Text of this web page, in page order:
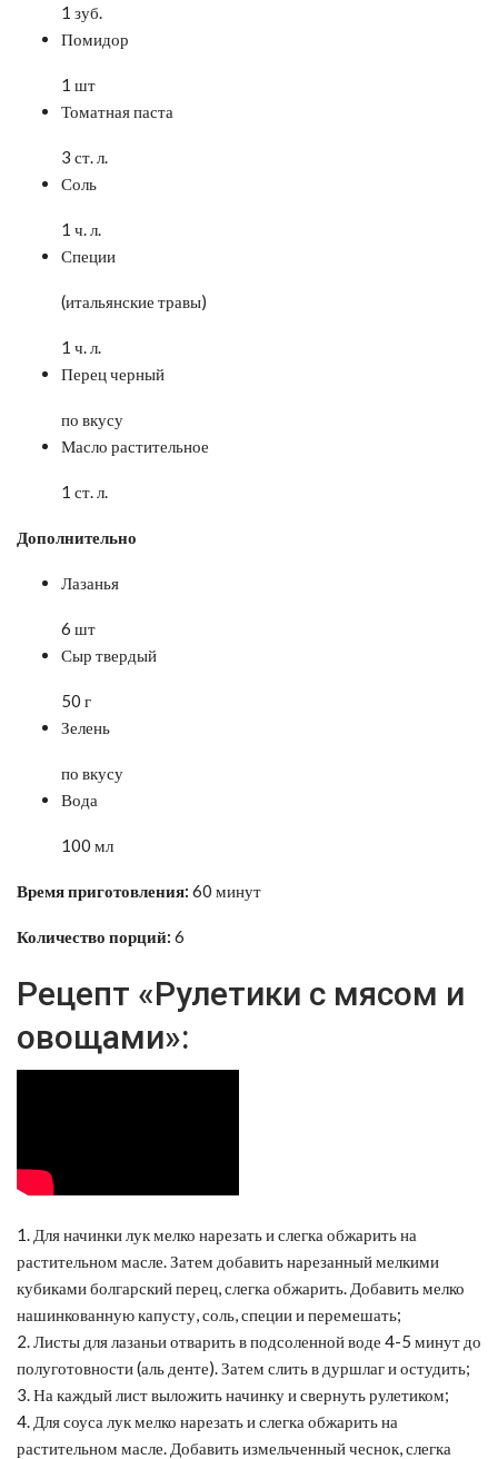
1 зуб.
Помидор
1 шт
Томатная паста
3 ст. л.
Соль
1 ч. л.
Специи
(итальянские травы)
1 ч. л.
Перец черный
по вкусу
Масло растительное
1 ст. л.
Дополнительно
Лазанья
6 шт
Сыр твердый
50 г
Зелень
по вкусу
Вода
100 мл
Время приготовления: 60 минут
Количество порций: 6
Рецепт «Рулетики с мясом и
овощами»:
1. Для начинки лук мелко нарезать и слегка обжарить на
растительном масле. Затем добавить нарезанный мелкими
кубиками болгарский перец, слегка обжарить. Добавить мелко
нашинкованную капусту, соль, специи и перемешать;
2. Листы для лазаньи отварить в подсоленной воде 4-5 минут до
полуготовности (аль денте). Затем слить в дуршлаг и остудить;
3. На каждый лист выложить начинку и свернуть рулетиком;
4. Для соуса лук мелко нарезать и слегка обжарить на
растительном масле. Добавить измельченный чеснок, слегка